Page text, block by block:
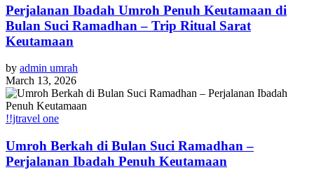
Perjalanan Ibadah Umroh Penuh Keutamaan di
Bulan Suci Ramadhan – Trip Ritual Sarat
Keutamaan
by admin umrah
March 13, 2026
!!jtravel one
Umroh Berkah di Bulan Suci Ramadhan –
Perjalanan Ibadah Penuh Keutamaan